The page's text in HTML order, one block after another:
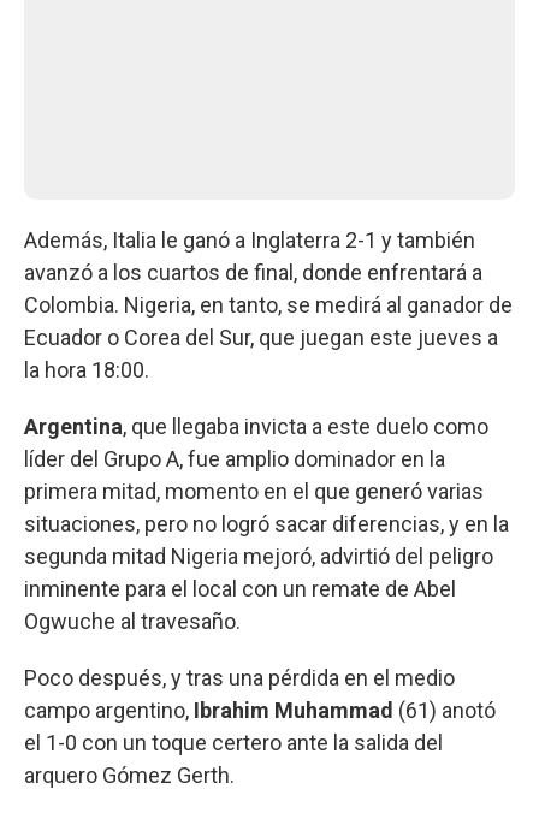
Además, Italia le ganó a Inglaterra 2-1 y también
avanzó a los cuartos de final, donde enfrentará a
Colombia. Nigeria, en tanto, se medirá al ganador de
Ecuador o Corea del Sur, que juegan este jueves a
la hora 18:00.
Argentina, que llegaba invicta a este duelo como
líder del Grupo A, fue amplio dominador en la
primera mitad, momento en el que generó varias
situaciones, pero no logró sacar diferencias, y en la
segunda mitad Nigeria mejoró, advirtió del peligro
inminente para el local con un remate de Abel
Ogwuche al travesaño.
Poco después, y tras una pérdida en el medio
campo argentino, Ibrahim Muhammad (61) anotó
el 1-0 con un toque certero ante la salida del
arquero Gómez Gerth.